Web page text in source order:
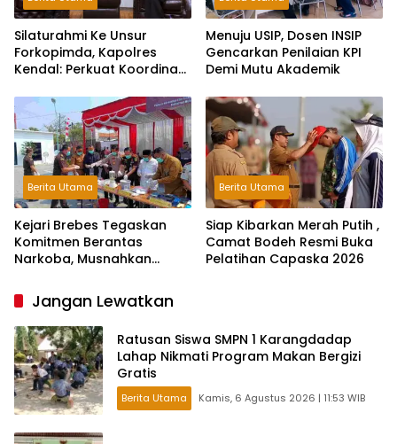
Silaturahmi Ke Unsur
Forkopimda, Kapolres
Kendal: Perkuat Koordinasi
Menuju USIP, Dosen INSIP
Gencarkan Penilaian KPI
Demi Mutu Akademik
Berita Utama
Kejari Brebes Tegaskan
Komitmen Berantas
Narkoba, Musnahkan
Berita Utama
Siap Kibarkan Merah Putih ,
Camat Bodeh Resmi Buka
Pelatihan Capaska 2026
Jangan Lewatkan
Ratusan Siswa SMPN 1 Karangdadap
Lahap Nikmati Program Makan Bergizi
Gratis
Berita Utama Kamis, 6 Agustus 2026 | 11:53 WIB